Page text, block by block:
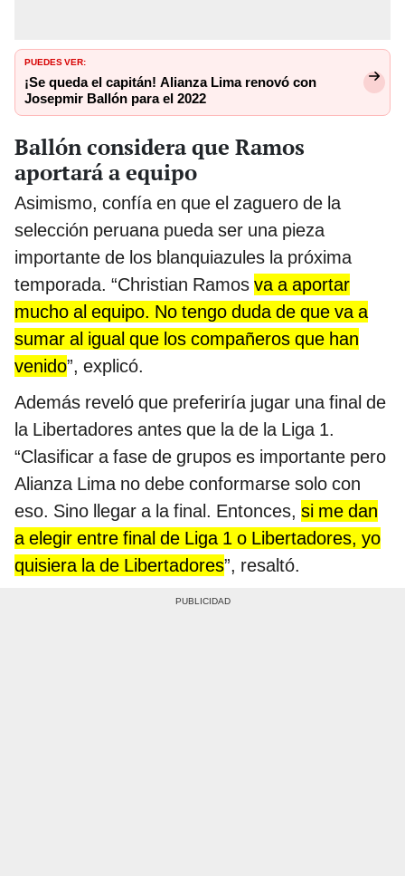
PUEDES VER:
¡Se queda el capitán! Alianza Lima renovó con
Josepmir Ballón para el 2022
Ballón considera que Ramos
aportará a equipo
Asimismo, confía en que el zaguero de la
selección peruana pueda ser una pieza
importante de los blanquiazules la próxima
temporada. “Christian Ramos va a aportar
mucho al equipo. No tengo duda de que va a
sumar al igual que los compañeros que han
venido”, explicó.
Además reveló que preferiría jugar una final de
la Libertadores antes que la de la Liga 1.
“Clasificar a fase de grupos es importante pero
Alianza Lima no debe conformarse solo con
eso. Sino llegar a la final. Entonces, si me dan
a elegir entre final de Liga 1 o Libertadores, yo
quisiera la de Libertadores”, resaltó.